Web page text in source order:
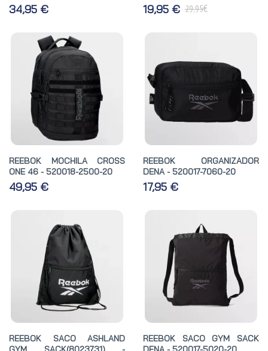
34,95 € 19,95 € 29,95€
REEBOK MOCHILA CROSS
ONE 46 - 520018-2500-20
49,95 €
REEBOK ORGANIZADOR
DENA - 520017-7060-20
17,95 €
REEBOK SACO ASHLAND
REEBOK SACO GYM SACK